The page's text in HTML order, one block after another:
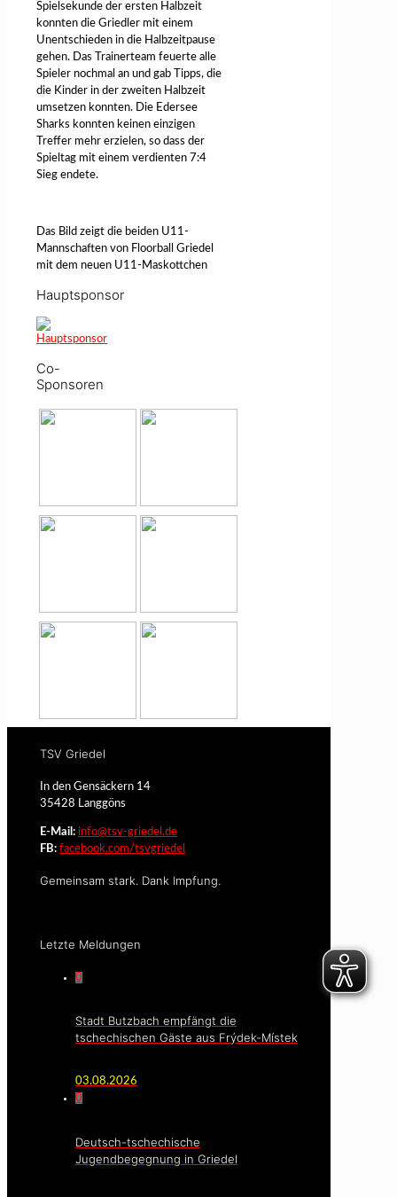
Spielsekunde der ersten Halbzeit
konnten die Griedler mit einem
Unentschieden in die Halbzeitpause
gehen. Das Trainerteam feuerte alle
Spieler nochmal an und gab Tipps, die
die Kinder in der zweiten Halbzeit
umsetzen konnten. Die Edersee
Sharks konnten keinen einzigen
Treffer mehr erzielen, so dass der
Spieltag mit einem verdienten 7:4
Sieg endete.
Das Bild zeigt die beiden U11-
Mannschaften von Floorball Griedel
mit dem neuen U11-Maskottchen
Hauptsponsor
Co-
Sponsoren
TSV Griedel
In den Gensäckern 14
35428 Langgöns
E-Mail: info@tsv-griedel.de
FB: facebook.com/tsvgriedel
Gemeinsam stark. Dank Impfung.
Letzte Meldungen
0
Stadt Butzbach empfängt die
tschechischen Gäste aus Frýdek-Místek
03.08.2026
0
Deutsch-tschechische
Jugendbegegnung in Griedel